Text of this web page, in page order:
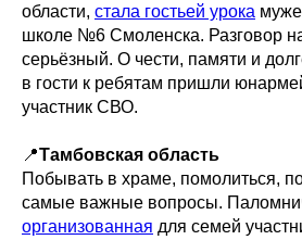
области, стала гостьей урока
школе №6 Смоленска. Разговор
серьёзный. О чести, памяти и
в гости к ребятам пришли
участник СВО.
📍Тамбовская область
Побывать в храме, помолиться,
самые важные вопросы.
организованная для семей